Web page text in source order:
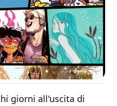
giorni all'uscita di